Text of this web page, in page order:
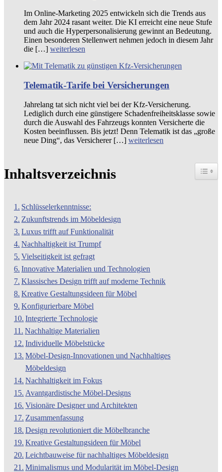
Im Online-Marketing 2025 entwickeln sich die Trends aus
dem Jahr 2024 rasant weiter. Die KI erreicht eine neue Stufe
und auch die Hyperpersonalisierung gewinnt an Bedeutung.
Einen besonderen Stellenwert nehmen jedoch in diesem Jahr
die […] weiterlesen
Telematik-Tarife bei Versicherungen
Jahrelang tat sich nicht viel bei der Kfz-Versicherung.
Lediglich durch eine günstigere Schadenfreiheitsklasse sowie
durch die Auswahl des Fahrzeugs konnten Versicherte die
Kosten beeinflussen. Bis jetzt! Denn Telematik ist das „große
neue Ding“, das Versicherer […] weiterlesen
Inhaltsverzeichnis
Schlüsselerkenntnisse:
Zukunftstrends im Möbeldesign
Luxus trifft auf Funktionalität
Nachhaltigkeit ist Trumpf
Vielseitigkeit ist gefragt
Innovative Materialien und Technologien
Klassisches Design trifft auf moderne Technik
Kreative Gestaltungsideen für Möbel
Konfigurierbare Möbel
Integrierte Technologie
Nachhaltige Materialien
Individuelle Möbelstücke
Möbel-Design-Innovationen und Nachhaltiges
Möbeldesign
Nachhaltigkeit im Fokus
Avantgardistische Möbel-Designs
Visionäre Designer und Architekten
Zusammenfassung
Design revolutioniert die Möbelbranche
Kreative Gestaltungsideen für Möbel
Leichtbauweise für nachhaltiges Möbeldesign
Minimalismus und Modularität im Möbel-Design